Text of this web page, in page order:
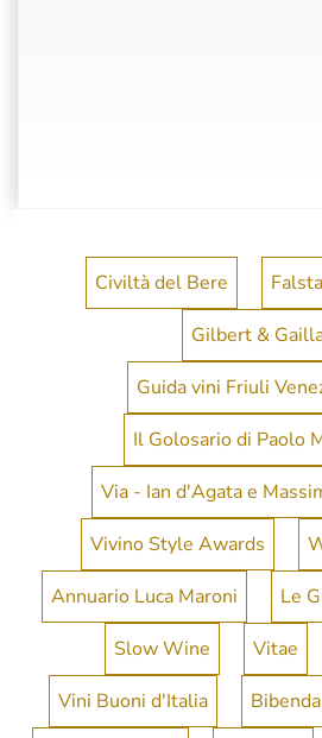
Civiltà del Bere
Gilbert &
Guida vini Friuli
Il Golosario di Paolo
Via - Ian d'Agata e
Vivino Style Awards
Annuario Luca Maroni
Le
Slow Wine
Vitae
Vini Buoni d'Italia
Bibenda